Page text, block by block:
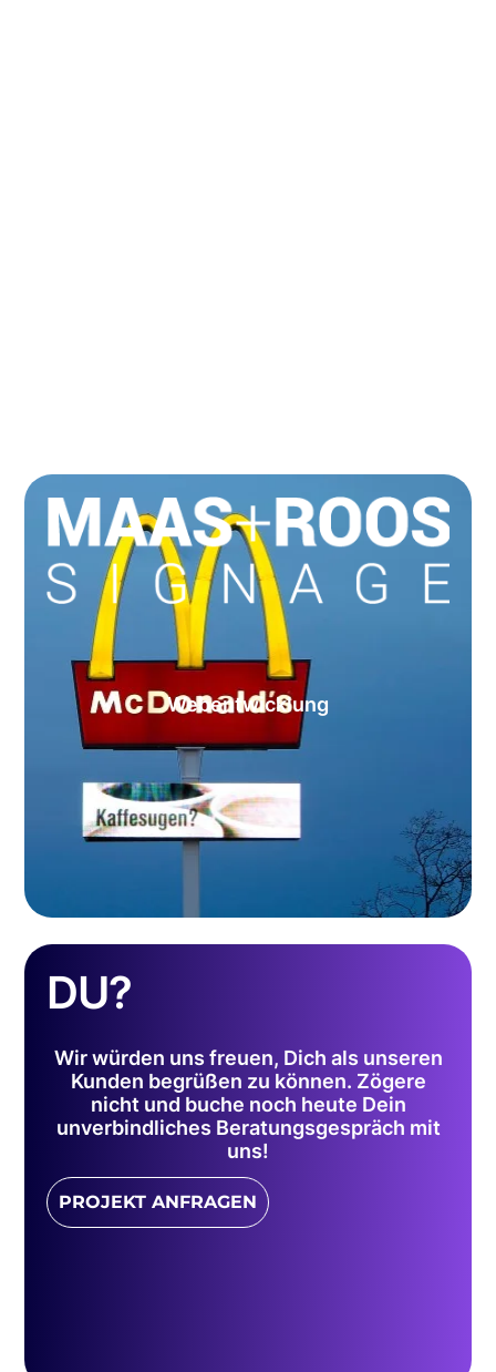
Webentwicklung
DU?
Wir würden uns freuen, Dich als unseren
Kunden begrüßen zu können. Zögere
nicht und buche noch heute Dein
unverbindliches Beratungsgespräch mit
uns!
PROJEKT ANFRAGEN